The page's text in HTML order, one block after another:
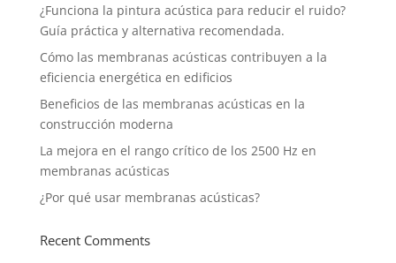
¿Funciona la pintura acústica para reducir el ruido?
Guía práctica y alternativa recomendada.
Cómo las membranas acústicas contribuyen a la
eficiencia energética en edificios
Beneficios de las membranas acústicas en la
construcción moderna
La mejora en el rango crítico de los 2500 Hz en
membranas acústicas
¿Por qué usar membranas acústicas?
Recent Comments